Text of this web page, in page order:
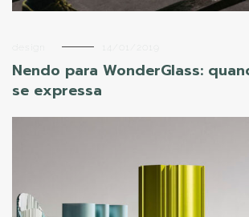
design 14/01/2019
Nendo para WonderGlass:
se expressa